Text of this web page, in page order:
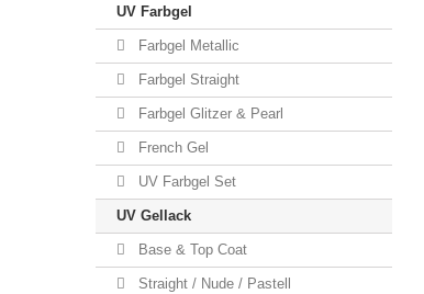
UV Farbgel
Farbgel Metallic
Farbgel Straight
Farbgel Glitzer & Pearl
French Gel
UV Farbgel Set
UV Gellack
Base & Top Coat
Straight / Nude / Pastell